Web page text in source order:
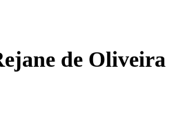
de Oliveira